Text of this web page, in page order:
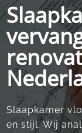
Slaapkamer
en stijl.​ Wij